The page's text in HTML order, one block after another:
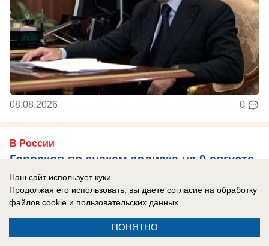
08.08.2026 0
В России
Гороскоп по знакам зодиака на 9 августа
9 августа события заставят чаще
прислушиваться не только к логике, но и к
Наш сайт использует куки.
Продолжая его использовать, вы даете согласие на обработку
файлов cookie и пользовательских данных.
ПОНЯТНО